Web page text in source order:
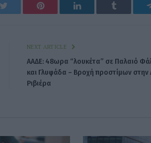
Pinterest LinkedIn Tumblr
NEXT ARTICLE
ΑΑΔΕ: 48ωρα “λουκέτα” σε Παλαιό
και Γλυφάδα – Βροχή προστίμων στην
Ριβιέρα